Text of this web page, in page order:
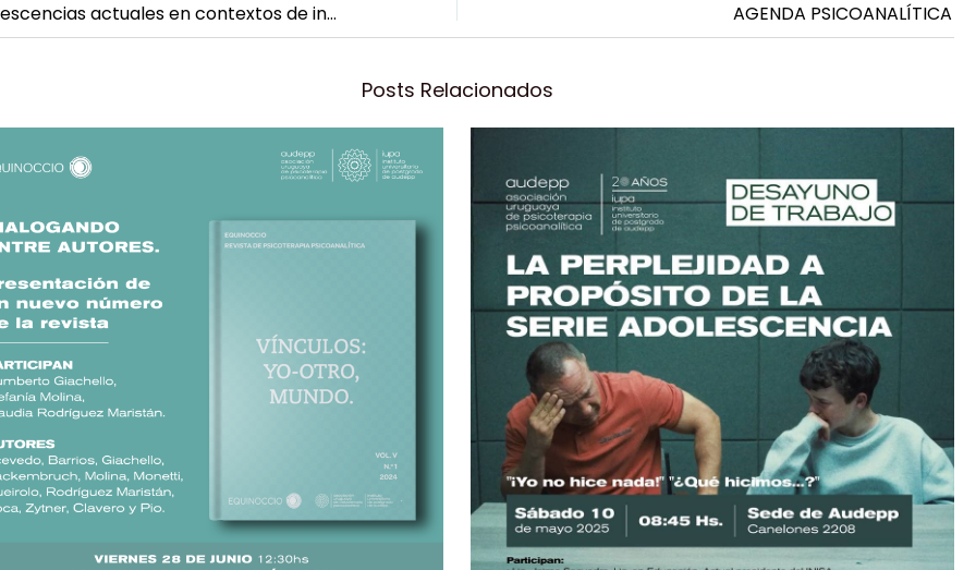
Adolescencias actuales en contextos de incertidumbre: importancia del acompañamiento y apuntalamiento desde el mundo adulto AGENDA PSICOANALÍTICA
Posts Relacionados